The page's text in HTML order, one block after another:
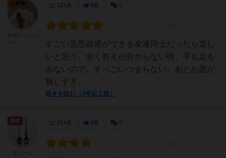
121名 0名
すごい意思疎通ができる友達同士だったら楽し
いと思う。全く答えが分からない時、手も足も
出ないので、すっごいつまらない。あとお題が
難しすぎ。
続きを読む（3年以上前）
大賢者
274名 0名